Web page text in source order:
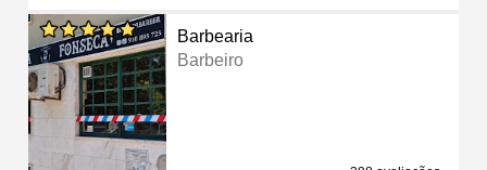
Barbearia
Barbeiro